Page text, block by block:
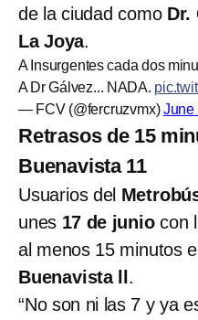
de la ciudad comoDr.
La Joya.
A Insurgentes cada dos
A Dr Gálvez... NADA.
— FCV (@fercruzvmx)June
Retrasos de 15
Buenavista 11
Usuarios del
unes 17 de juniocon
al menos 15 minutos
Buenavista ll .
“No son ni las 7 y ya